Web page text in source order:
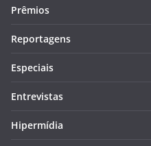
Prêmios
Reportagens
Especiais
Entrevistas
Hipermídia